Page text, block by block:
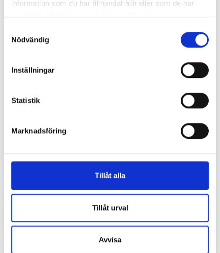
information som du har tillhandahållit eller som de har
samlat in när du har använt deras tjänster.
Nödvändig
Inställningar
Statistik
Marknadsföring
Tillåt alla
Tillåt urval
Avvisa
Grodden :
Konsonantkluster -
Jonna Bruce & Sara Larsson
Grodden: C,X,Z,W,Q -
Jonna Bruce & Sara Larsson
Böcker inom samma kategori